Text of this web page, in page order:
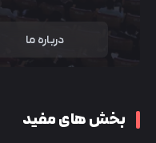
درباره ما
بخش های مفید